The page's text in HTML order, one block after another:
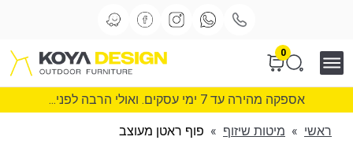
0
אספקה מהירה עד 7 ימי עסקים. ואולי הרבה לפני...
ראשי » מיטות שיזוף » פוף ראטן מעוצב